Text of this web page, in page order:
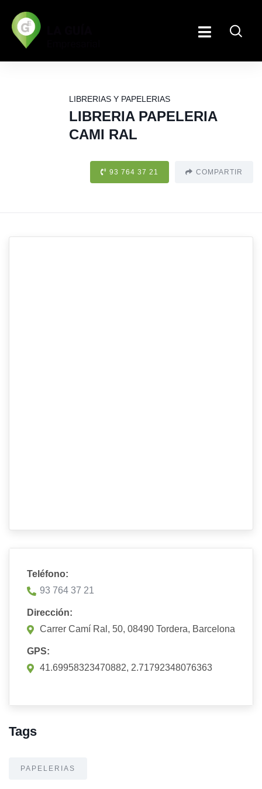
LIBRERIAS Y PAPELERIAS
LIBRERIA PAPELERIA
CAMI RAL
93 764 37 21 COMPARTIR
Teléfono:
93 764 37 21
Dirección:
Carrer Camí Ral, 50, 08490 Tordera, Barcelona
GPS:
41.69958323470882, 2.71792348076363
Tags
PAPELERIAS